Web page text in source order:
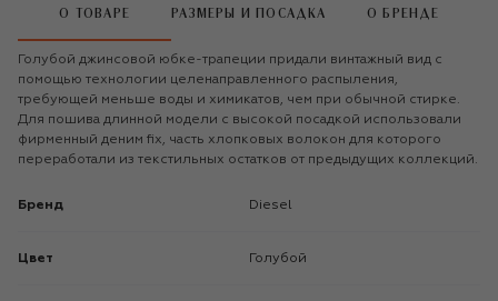
О ТОВАРЕ РАЗМЕРЫ И ПОСАДКА О БРЕНДЕ
Голубой джинсовой юбке-трапеции придали винтажный вид с
помощью технологии целенаправленного распыления,
требующей меньше воды и химикатов, чем при обычной стирке.
Для пошива длинной модели с высокой посадкой использовали
фирменный деним fix, часть хлопковых волокон для которого
переработали из текстильных остатков от предыдущих коллекций.
Бренд Diesel
Цвет Голубой